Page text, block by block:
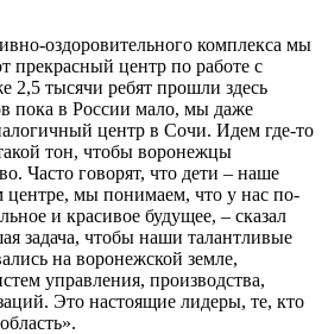
оздоровительного комплекса мы
прекрасный центр по работе с
2,5 тысячи ребят прошли здесь
пока в России мало, мы даже
центр в Сочи. Идем где-то
тон, чтобы воронежцы
Часто говорят, что дети – наше
центре, мы понимаем, что у нас по-
и красивое будущее, – сказал
задача, чтобы наши талантливые
на воронежской земле,
управления, производства,
Это настоящие лидеры, те, кто